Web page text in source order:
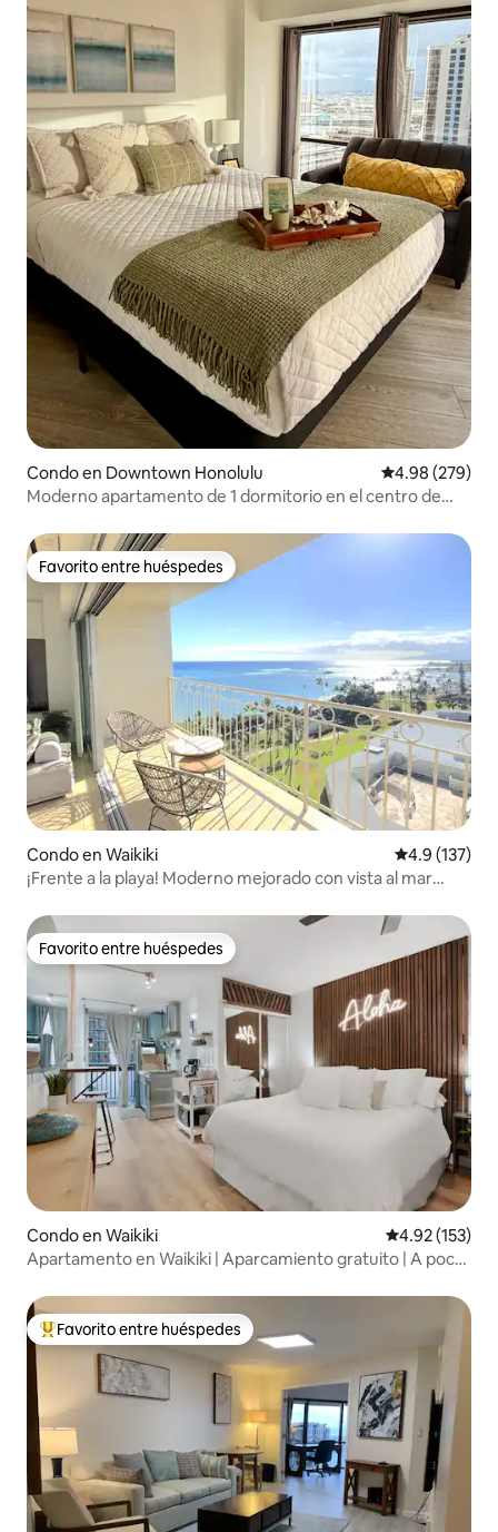
Condo en Downtown Honolulu Calificación
4.98 (279)
Moderno apartamento de 1 dormitorio en el centro de
Favorito entre huéspedes
Favorito entre huéspedes
Condo en Waikiki Calificación
4.9 (137)
¡Frente a la playa! Moderno mejorado con vista al mar
Favorito entre huéspedes
Favorito entre huéspedes
Condo en Waikiki Calificación
4.92 (153)
Apartamento en Waikiki | Aparcamiento gratuito | A poca
Favorito entre huéspedes preferido
Favorito entre huéspedes